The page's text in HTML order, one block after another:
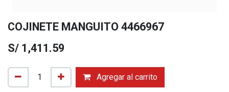
COJINETE MANGUITO 4466967
S/ 1,411.59
Agregar al carrito